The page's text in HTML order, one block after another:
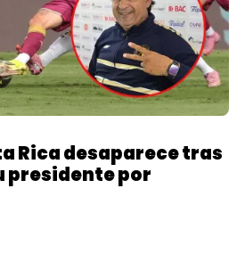
Rica desaparece tras
presidente por